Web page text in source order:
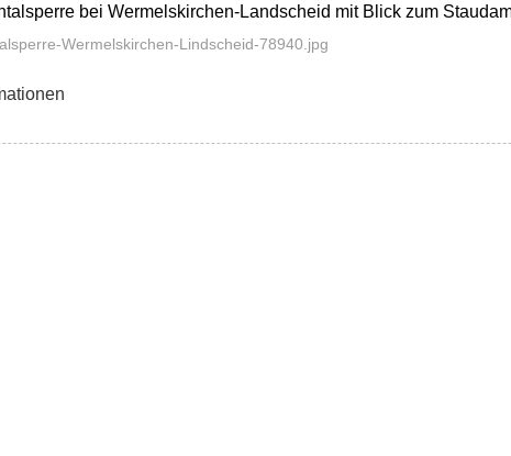
bei Wermelskirchen-Landscheid mit Blick zum
Wermelskirchen-Lindscheid-78940.jpg